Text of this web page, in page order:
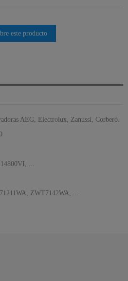
este producto
AEG, Electrolux, Zanussi, Corberó.
...
ZWT7142WA, ...